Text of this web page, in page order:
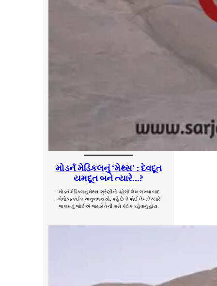
મોડર્ન મેડિકલનું ‘મેથ્સ’ : દેવદૂત
યમદૂત બને ત્યારે…?
‘મોડર્ન મેડિકલનું મેથ્સ’ શ્રેણીનો પહેલો લેખ લખ્યા બાદ
એવો જ કંઈક અનુભવ થયો. કહે છે કે કોઈ લેખકે ત્યારે
જ લખવું જોઈએ જ્યારે તેની પાસે કંઈક કહેવાનું હોય.